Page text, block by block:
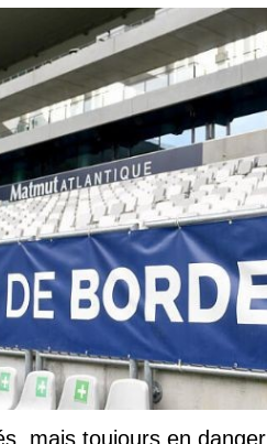
mais toujours en